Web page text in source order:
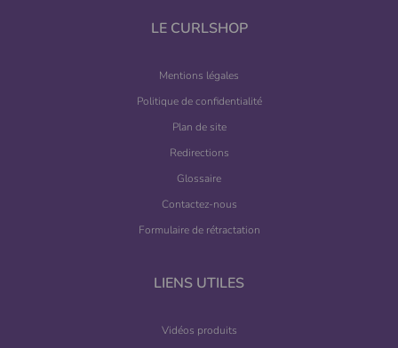
LE CURLSHOP
Mentions légales
Politique de confidentialité
Plan de site
Redirections
Glossaire
Contactez-nous
Formulaire de rétractation
LIENS UTILES
Vidéos produits